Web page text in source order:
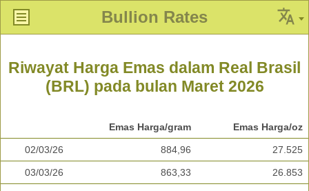
Bullion Rates
Riwayat Harga Emas dalam Real Brasil
(BRL) pada bulan Maret 2026
Emas Harga/gram Emas Harga/oz
02/03/26 884,96 27.525
03/03/26 863,33 26.853